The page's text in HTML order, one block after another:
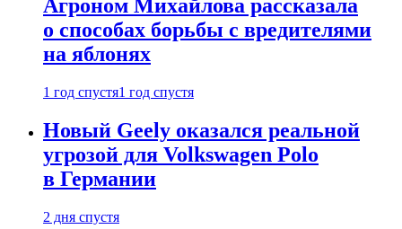
Агроном Михайлова рассказала
о способах борьбы с вредителями
на яблонях
1 год спустя1 год спустя
Новый Geely оказался реальной
угрозой для Volkswagen Polo
в Германии
2 дня спустя